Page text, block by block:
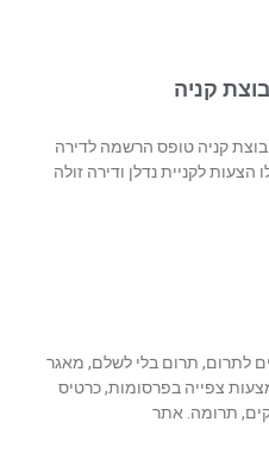
קניה
קבוצת קניה טופס הרשמה לדירה
לקניית נדלן ודירה זולה
הדרכים לתרום, תרום בלי לשלם, מאגר
צפייה בפרסומות, כרטיס
תרומה. אתר